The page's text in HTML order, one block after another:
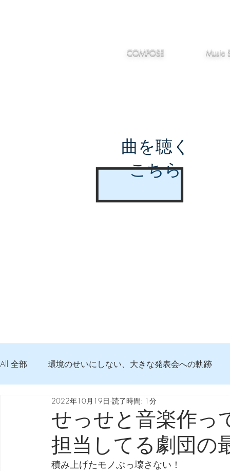
COMPOSE Music
曲を聴く
こちら
All 全部 環境のせいにしない、大きな発表会への軌跡
弦交換の記録 DTM 始める 知っておきたいコト
Imanjy Studio 使われているモノ 食べんじーの美味
せっせと音楽作っ
担当してる劇団の
2022年10月19日 読了時間: 1分
積み上げたモノぶっ壊さない！